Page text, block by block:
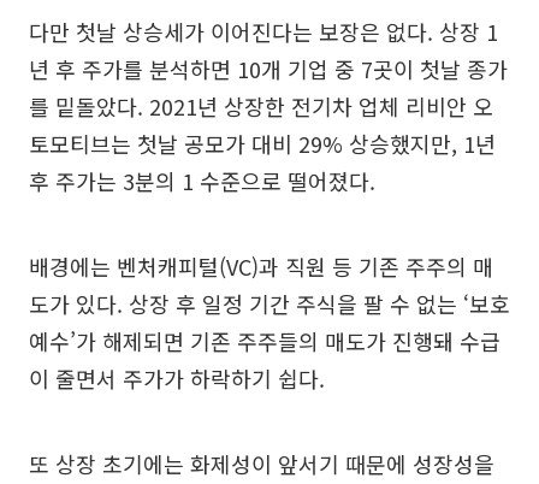
다만 첫날 상승세가 이어진다는 보장은 없다. 상장 1
년 후 주가를 분석하면 10개 기업 중 7곳이 첫날 종가
를 밑돌았다. 2021년 상장한 전기차 업체 리비안 오
토모티브는 첫날 공모가 대비 29% 상승했지만, 1년
후 주가는 3분의 1 수준으로 떨어졌다.
배경에는 벤처캐피털(VC)과 직원 등 기존 주주의 매
도가 있다. 상장 후 일정 기간 주식을 팔 수 없는 ‘보호
예수’가 해제되면 기존 주주들의 매도가 진행돼 수급
이 줄면서 주가가 하락하기 쉽다.
또 상장 초기에는 화제성이 앞서기 때문에 성장성을